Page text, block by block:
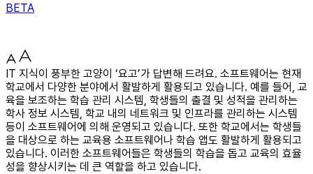
BETA
IT 지식이 풍부한 고양이 ‘요고’가 답변해 드려요. 소프트웨어는 현재
학교에서 다양한 분야에서 활발하게 활용되고 있습니다. 예를 들어, 교
육을 보조하는 학습 관리 시스템, 학생들의 출결 및 성적을 관리하는
학사 정보 시스템, 학교 내의 네트워크 및 인프라를 관리하는 시스템
등이 소프트웨어에 의해 운영되고 있습니다. 또한 학교에서는 학생들
을 대상으로 하는 교육용 소프트웨어나 학습 앱도 활발하게 활용되고
있습니다. 이러한 소프트웨어들은 학생들의 학습을 돕고 교육의 효율
성을 향상시키는 데 큰 역할을 하고 있습니다.